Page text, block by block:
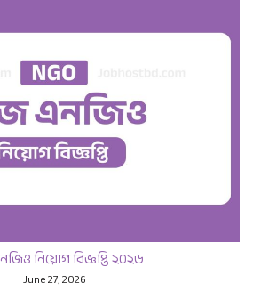
নিয়োগ বিজ্ঞপ্তি ২০২৬
June 27, 2026